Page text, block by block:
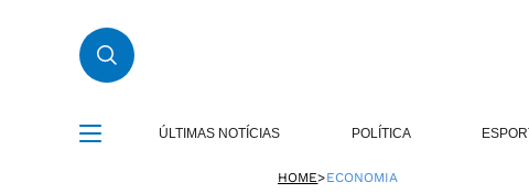
ÚLTIMAS NOTÍCIAS POLÍTICA
HOME>ECONOMIA